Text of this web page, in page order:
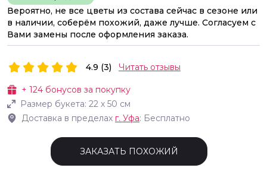
Вероятно, не все цветы из состава сейчас в сезоне или
в наличии, соберём похожий, даже лучше. Согласуем с
Вами замены после оформления заказа.
+ 124 бонусов за покупку
Размер букета: 22 х 50 см
Доставка в пределах г. Уфа: Бесплатно
4.9 (3) Читать отзывы
ЗАКАЗАТЬ ПОХОЖИЙ